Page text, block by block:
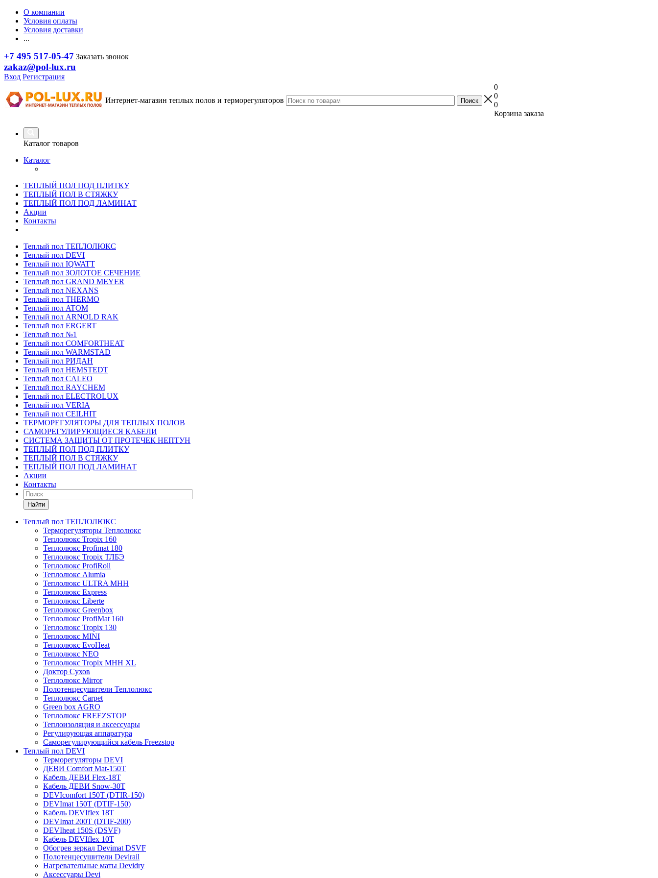
О компании
Условия оплаты
Условия доставки
...
+7 495 517-05-47 Заказать звонок
zakaz@pol-lux.ru
Вход Регистрация
Интернет-магазин теплых полов и терморегуляторов
0
0
0
Корзина заказа
Каталог товаров
Каталог
ТЕПЛЫЙ ПОЛ ПОД ПЛИТКУ
ТЕПЛЫЙ ПОЛ В СТЯЖКУ
ТЕПЛЫЙ ПОЛ ПОД ЛАМИНАТ
Акции
Контакты
Теплый пол ТЕПЛОЛЮКС
Теплый пол DEVI
Теплый пол IQWATT
Теплый пол ЗОЛОТОЕ СЕЧЕНИЕ
Теплый пол GRAND MEYER
Теплый пол NEXANS
Теплый пол THERMO
Теплый пол ATOM
Теплый пол ARNOLD RAK
Теплый пол ERGERT
Теплый пол №1
Теплый пол COMFORTHEAT
Теплый пол WARMSTAD
Теплый пол РИДАН
Теплый пол HEMSTEDT
Теплый пол CALEO
Теплый пол RAYCHEM
Теплый пол ELECTROLUX
Теплый пол VERIA
Теплый пол CEILHIT
ТЕРМОРЕГУЛЯТОРЫ ДЛЯ ТЕПЛЫХ ПОЛОВ
САМОРЕГУЛИРУЮЩИЕСЯ КАБЕЛИ
СИСТЕМА ЗАЩИТЫ ОТ ПРОТЕЧЕК НЕПТУН
ТЕПЛЫЙ ПОЛ ПОД ПЛИТКУ
ТЕПЛЫЙ ПОЛ В СТЯЖКУ
ТЕПЛЫЙ ПОЛ ПОД ЛАМИНАТ
Акции
Контакты
Найти
Теплый пол ТЕПЛОЛЮКС
Терморегуляторы Теплолюкс
Теплолюкс Tropix 160
Теплолюкс Profimat 180
Теплолюкс Tropix ТЛБЭ
Теплолюкс ProfiRoll
Теплолюкс Alumia
Теплолюкс ULTRA МНН
Теплолюкс Express
Теплолюкс Liberte
Теплолюкс Greenbox
Теплолюкс ProfiMat 160
Теплолюкс Tropix 130
Теплолюкс MINI
Теплолюкс EvoHeat
Теплолюкс NEO
Теплолюкс Tropix МНН XL
Доктор Сухов
Теплолюкс Mirror
Полотенцесушители Теплолюкс
Теплолюкс Carpet
Green box AGRO
Теплолюкс FREEZSTOP
Теплоизоляция и аксессуары
Регулирующая аппаратура
Cаморегулирующийся кабель Freezstop
Теплый пол DEVI
Терморегуляторы DEVI
ДЕВИ Comfort Mat-150T
Кабель ДЕВИ Flex-18T
Кабель ДЕВИ Snow-30T
DEVIcomfort 150T (DTIR-150)
DEVImat 150T (DTIF-150)
Кабель DEVIflex 18T
DEVImat 200T (DTIF-200)
DEVIheat 150S (DSVF)
Кабель DEVIflex 10T
Обогрев зеркал Devimat DSVF
Полотенцесушители Devirail
Нагревательные маты Devidry
Аксессуары Devi